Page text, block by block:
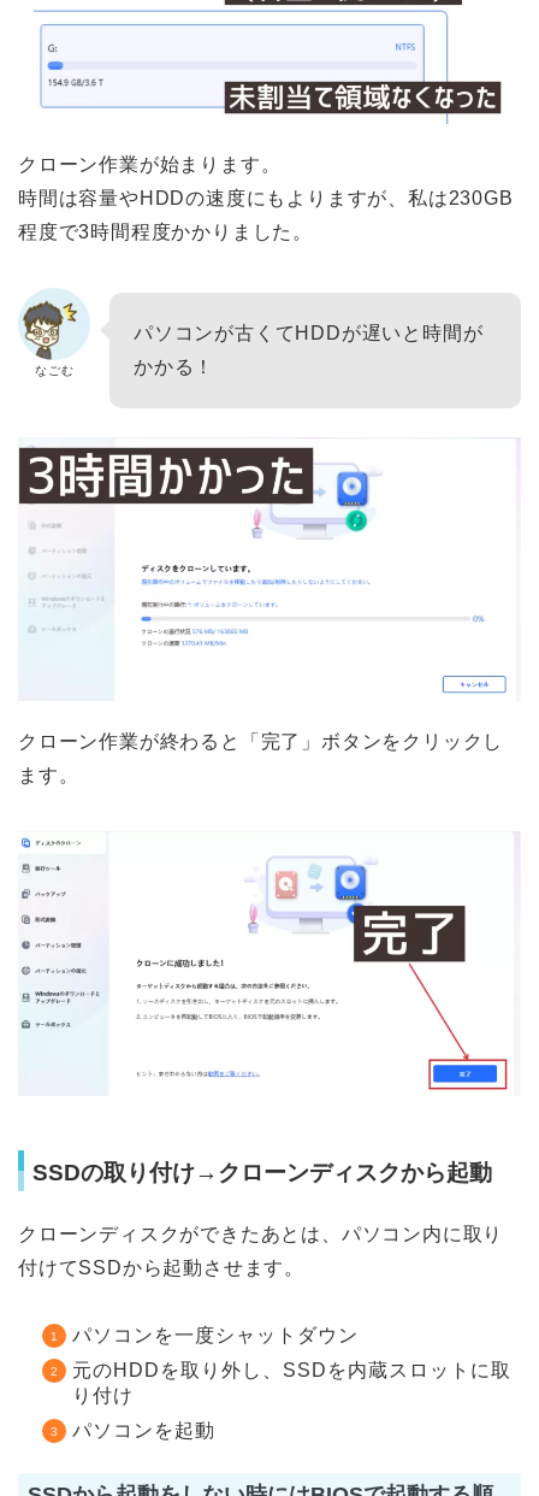
クローン作業が始まります。
時間は容量やHDDの速度にもよりますが、私は230GB
程度で3時間程度かかりました。
なごむ
パソコンが古くてHDDが遅いと時間が
かかる！
クローン作業が終わると「完了」ボタンをクリックし
ます。
SSDの取り付け→クローンディスクから起動
クローンディスクができたあとは、パソコン内に取り
付けてSSDから起動させます。
パソコンを一度シャットダウン
元のHDDを取り外し、SSDを内蔵スロットに取
り付け
パソコンを起動